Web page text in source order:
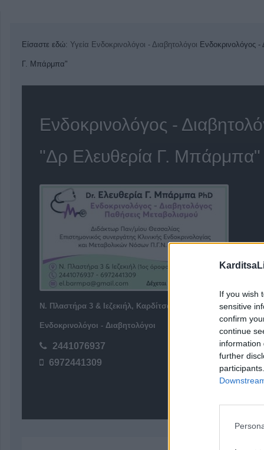
If you wish
sensitive
confirm
continue
information
further
Είσαστε εδώ: Υγεία Ενδοκρινολόγοι - Διαβητολόγοι Ενδοκρινολόγος -
Γ. Μπάρμπα"
Ενδοκρινολόγος -
"Δρ Ελευθερία Γ. Μπάρμπα"
Ν. Πλαστήρα 3 & Ιεζεκιήλ, Καρδίτσα 43100
Ενδοκρινολόγοι - Διαβητολόγοι
2441076937
6972441309